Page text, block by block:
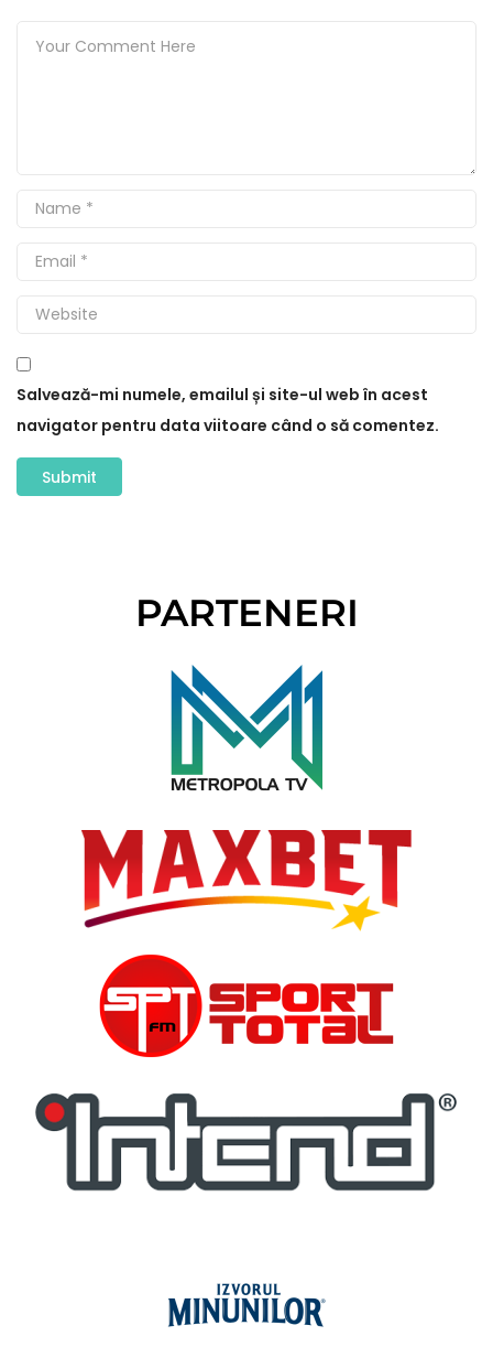
Salvează-mi numele, emailul și site-ul web în acest
navigator pentru data viitoare când o să comentez.
PARTENERI